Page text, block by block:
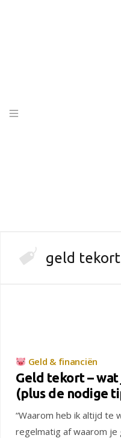
geld tekort
Geld & financiën
Geld tekort –
(plus de nodige
“Waarom heb ik altijd te
regelmatig af waarom